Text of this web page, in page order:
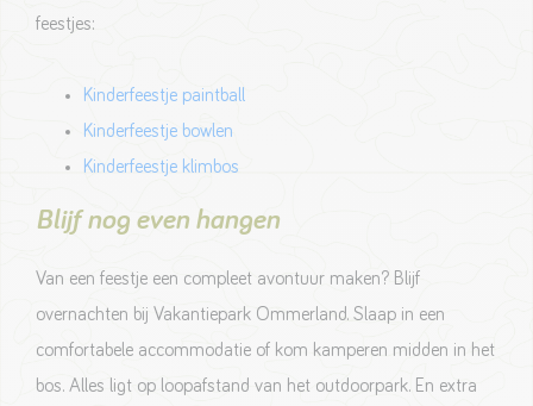
feestjes:
Kinderfeestje paintball
Kinderfeestje bowlen
Kinderfeestje klimbos
Blijf nog even hangen
Van een feestje een compleet avontuur maken? Blijf
overnachten bij Vakantiepark Ommerland. Slaap in een
comfortabele accommodatie of kom kamperen midden in het
bos. Alles ligt op loopafstand van het outdoorpark. En extra